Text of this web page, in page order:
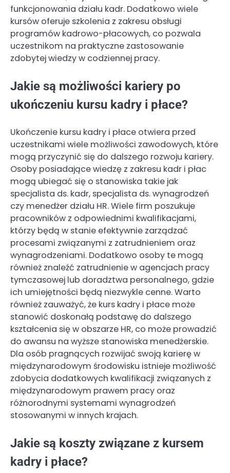
funkcjonowania działu kadr. Dodatkowo wiele
kursów oferuje szkolenia z zakresu obsługi
programów kadrowo-płacowych, co pozwala
uczestnikom na praktyczne zastosowanie
zdobytej wiedzy w codziennej pracy.
Jakie są możliwości kariery po
ukończeniu kursu kadry i płace?
Ukończenie kursu kadry i płace otwiera przed
uczestnikami wiele możliwości zawodowych, które
mogą przyczynić się do dalszego rozwoju kariery.
Osoby posiadające wiedzę z zakresu kadr i płac
mogą ubiegać się o stanowiska takie jak
specjalista ds. kadr, specjalista ds. wynagrodzeń
czy menedżer działu HR. Wiele firm poszukuje
pracowników z odpowiednimi kwalifikacjami,
którzy będą w stanie efektywnie zarządzać
procesami związanymi z zatrudnieniem oraz
wynagrodzeniami. Dodatkowo osoby te mogą
również znaleźć zatrudnienie w agencjach pracy
tymczasowej lub doradztwa personalnego, gdzie
ich umiejętności będą niezwykle cenne. Warto
również zauważyć, że kurs kadry i płace może
stanowić doskonałą podstawę do dalszego
kształcenia się w obszarze HR, co może prowadzić
do awansu na wyższe stanowiska menedżerskie.
Dla osób pragnących rozwijać swoją karierę w
międzynarodowym środowisku istnieje możliwość
zdobycia dodatkowych kwalifikacji związanych z
międzynarodowym prawem pracy oraz
różnorodnymi systemami wynagrodzeń
stosowanymi w innych krajach.
Jakie są koszty związane z kursem
kadry i płace?